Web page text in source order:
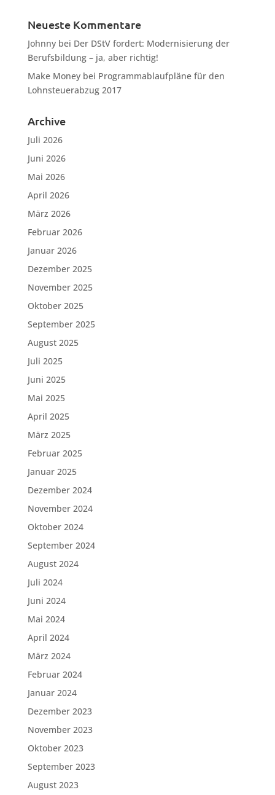
Neueste Kommentare
Johnnybei Der DStV fordert: Modernisierung der
Berufsbildung – ja, aber richtig!
Make Moneybei Programmablaufpläne für den
Lohnsteuerabzug 2017
Archive
Juli 2026
Juni 2026
Mai 2026
April 2026
März 2026
Februar 2026
Januar 2026
Dezember 2025
November 2025
Oktober 2025
September 2025
August 2025
Juli 2025
Juni 2025
Mai 2025
April 2025
März 2025
Februar 2025
Januar 2025
Dezember 2024
November 2024
Oktober 2024
September 2024
August 2024
Juli 2024
Juni 2024
Mai 2024
April 2024
März 2024
Februar 2024
Januar 2024
Dezember 2023
November 2023
Oktober 2023
September 2023
August 2023